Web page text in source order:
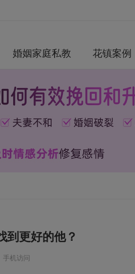
婚姻家庭私教 花镇案例
到更好的他？
手机访问